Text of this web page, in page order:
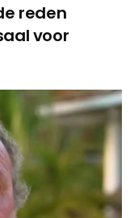
reden
voor